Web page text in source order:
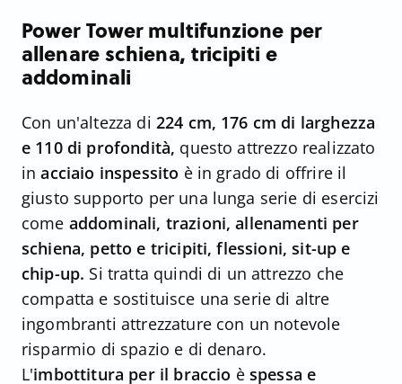
Power Tower multifunzione per
allenare schiena, tricipiti e
addominali
Con un'altezza di 224 cm, 176 cm di larghezza
e 110 di profondità, questo attrezzo realizzato
inacciaio inspessito è in grado di offrire il
giusto supporto per una lunga serie di esercizi
come addominali, trazioni, allenamenti per
schiena, petto e tricipiti, flessioni, sit-up e
chip-up. Si tratta quindi di un attrezzo che
compatta e sostituisce una serie di altre
ingombranti attrezzature con un notevole
risparmio di spazio e di denaro.
L'imbottitura per il braccio è spessa e